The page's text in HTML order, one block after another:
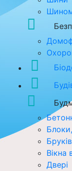
Вікна
Двері